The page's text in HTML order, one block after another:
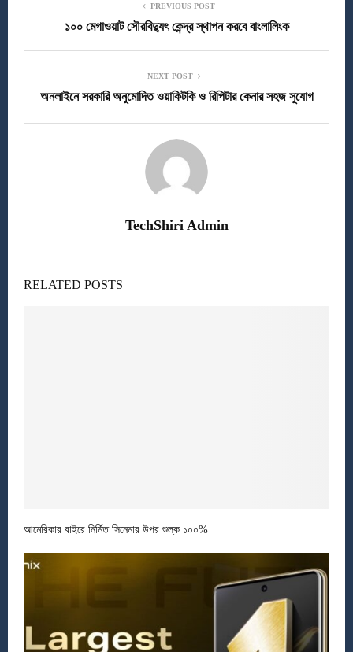
PREVIOUS POST
১০০ মেগাওয়াট সৌরবিদ্যুৎ কেন্দ্র স্থাপন করবে বাংলালিংক
NEXT POST
অনলাইনে সরকারি অনুমোদিত ওয়াকিটকি ও রিপিটার কেনার সহজ সুযোগ
TechShiri Admin
RELATED POSTS
আমেরিকার বাইরে নির্মিত সিনেমার উপর শুল্ক ১০০%